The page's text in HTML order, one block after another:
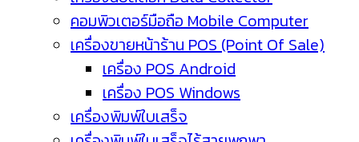
คอมพิวเตอร์มือถือ Mobile Computer
เครื่องขายหน้าร้าน POS (Point Of Sale)
เครื่อง POS Android
เครื่อง POS Windows
เครื่องพิมพ์ใบเสร็จ